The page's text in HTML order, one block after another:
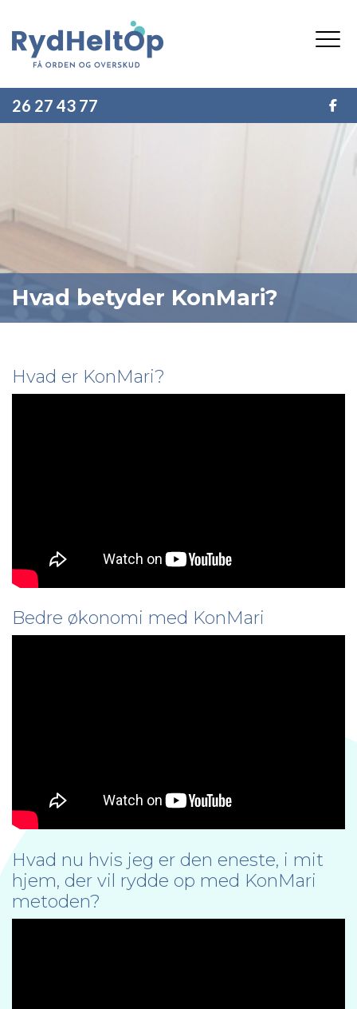
hovedindhold
26 27 43 77
Hvad betyder KonMari?
Hvad er KonMari?
Bedre økonomi med KonMari
Hvad nu hvis jeg er den eneste, i mit
hjem, der vil rydde op med KonMari
metoden?